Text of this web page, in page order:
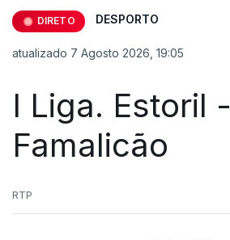
DIRETO DESPORTO
atualizado 7 Agosto 2026, 19:05
I Liga. Estoril -
Famalicão
RTP